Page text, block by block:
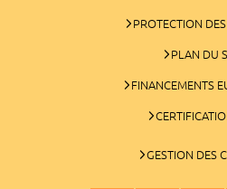
PROTECTION
PLAN DU
FINANCEMENTS
GESTION DES